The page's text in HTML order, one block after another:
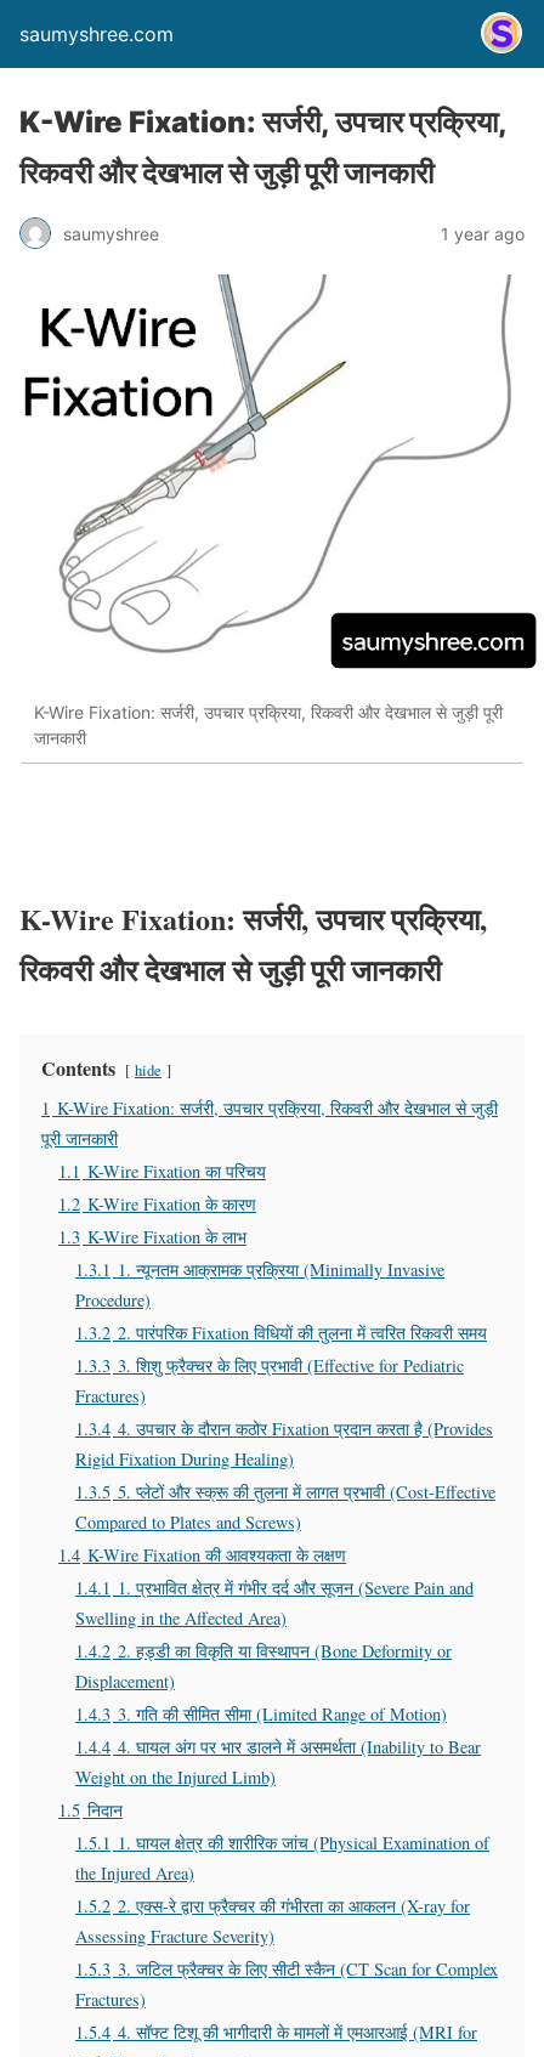
saumyshree.com
K-Wire Fixation: सर्जरी, उपचार प्रक्रिया,
रिकवरी और देखभाल से जुड़ी पूरी जानकारी
saumyshree 1 year ago
K-Wire Fixation: सर्जरी, उपचार प्रक्रिया, रिकवरी और देखभाल से जुड़ी पूरी
जानकारी
K-Wire Fixation: सर्जरी, उपचार प्रक्रिया,
रिकवरी और देखभाल से जुड़ी पूरी जानकारी
Contents hide
1 K-Wire Fixation: सर्जरी, उपचार प्रक्रिया, रिकवरी और देखभाल से जुड़ी
पूरी जानकारी
1.1 K-Wire Fixation का परिचय
1.2 K-Wire Fixation के कारण
1.3 K-Wire Fixation के लाभ
1.3.1 1. न्यूनतम आक्रामक प्रक्रिया (Minimally Invasive
Procedure)
1.3.2 2. पारंपरिक Fixation विधियों की तुलना में त्वरित रिकवरी समय
1.3.3 3. शिशु फ्रैक्चर के लिए प्रभावी (Effective for Pediatric
Fractures)
1.3.4 4. उपचार के दौरान कठोर Fixation प्रदान करता है (Provides
Rigid Fixation During Healing)
1.3.5 5. प्लेटों और स्क्रू की तुलना में लागत प्रभावी (Cost-Effective
Compared to Plates and Screws)
1.4 K-Wire Fixation की आवश्यकता के लक्षण
1.4.1 1. प्रभावित क्षेत्र में गंभीर दर्द और सूजन (Severe Pain and
Swelling in the Affected Area)
1.4.2 2. हड्डी का विकृति या विस्थापन (Bone Deformity or
Displacement)
1.4.3 3. गति की सीमित सीमा (Limited Range of Motion)
1.4.4 4. घायल अंग पर भार डालने में असमर्थता (Inability to Bear
Weight on the Injured Limb)
1.5 निदान
1.5.1 1. घायल क्षेत्र की शारीरिक जांच (Physical Examination of
the Injured Area)
1.5.2 2. एक्स-रे द्वारा फ्रैक्चर की गंभीरता का आकलन (X-ray for
Assessing Fracture Severity)
1.5.3 3. जटिल फ्रैक्चर के लिए सीटी स्कैन (CT Scan for Complex
Fractures)
1.5.4 4. सॉफ्ट टिशू की भागीदारी के मामलों में एमआरआई (MRI for